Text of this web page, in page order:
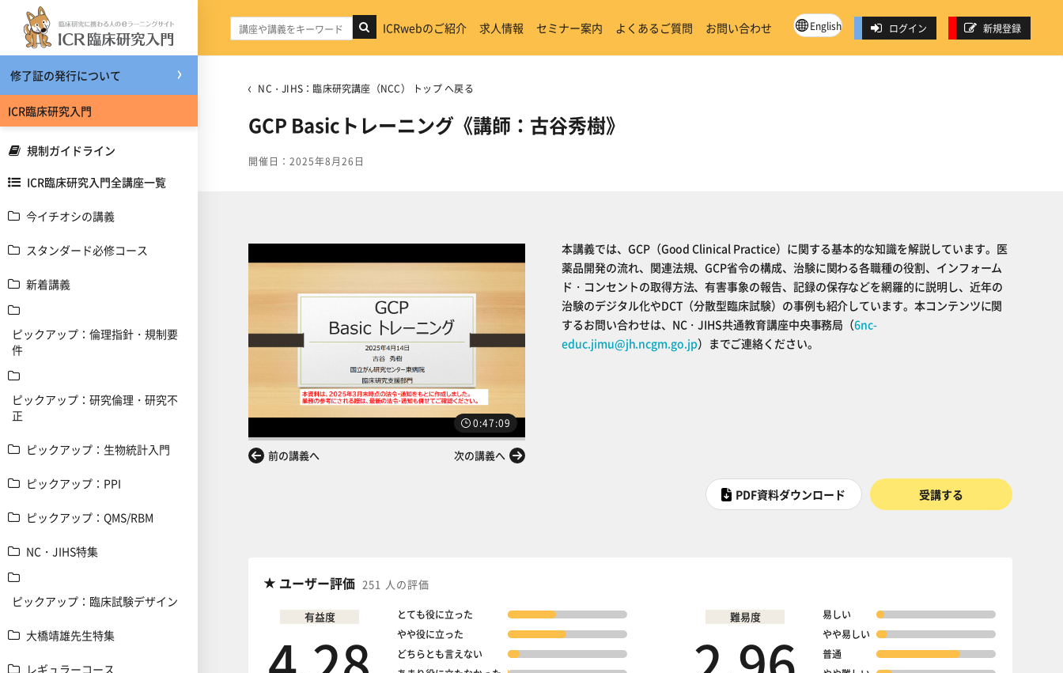
メインコンテンツへスキップする
修了証の発行について
ICR臨床研究入門
規制ガイドライン
ICR臨床研究入門全講座一覧
今イチオシの講義
スタンダード必修コース
新着講義
ピックアップ：倫理指針・規制要
件
ピックアップ：研究倫理・研究不
正
ピックアップ：生物統計入門
ピックアップ：PPI
ピックアップ：QMS/RBM
NC・JIHS特集
ピックアップ：臨床試験デザイン
大橋靖雄先生特集
レギュラーコース
ICRwebのご紹介 求人情報 セミナー案内 よくあるご質問 お問い合わせ English ログイン 新規登録
NC・JIHS：臨床研究講座（NCC） トップ へ戻る
GCP Basicトレーニング《講師：古谷秀樹》
開催日：2025年8月26日
0:47:09
前の講義へ 次の講義へ
本講義では、GCP（Good Clinical Practice）に関する基本的な知識を解説しています。医
薬品開発の流れ、関連法規、GCP省令の構成、治験に関わる各職種の役割、インフォーム
ド・コンセントの取得方法、有害事象の報告、記録の保存などを網羅的に説明し、近年の
治験のデジタル化やDCT（分散型臨床試験）の事例も紹介しています。本コンテンツに関
するお問い合わせは、NC・JIHS共通教育講座中央事務局（6nc-
educ.jimu@jh.ncgm.go.jp）までご連絡ください。
PDF資料ダウンロード 受講する
ユーザー評価 251 人の評価
有益度
とても役に立った
やや役に立った
どちらとも言えない
難易度
易しい
やや易しい
普通